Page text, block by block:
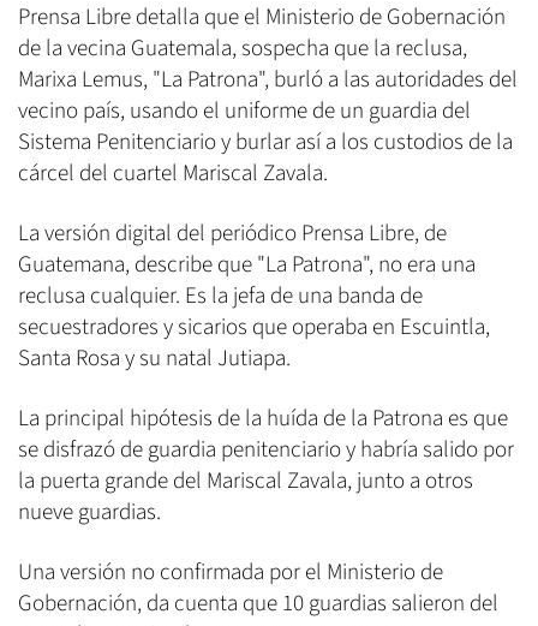
Prensa Libre detalla que el Ministerio de Gobernación
de la vecina Guatemala, sospecha que la reclusa,
Marixa Lemus, "La Patrona", burló a las autoridades del
vecino país, usando el uniforme de un guardia del
Sistema Penitenciario y burlar así a los custodios de la
cárcel del cuartel Mariscal Zavala.
La versión digital del periódico Prensa Libre, de
Guatemana, describe que "La Patrona", no era una
reclusa cualquier. Es la jefa de una banda de
secuestradores y sicarios que operaba en Escuintla,
Santa Rosa y su natal Jutiapa.
La principal hipótesis de la huída de la Patrona es que
se disfrazó de guardia penitenciario y habría salido por
la puerta grande del Mariscal Zavala, junto a otros
nueve guardias.
Una versión no confirmada por el Ministerio de
Gobernación, da cuenta que 10 guardias salieron del